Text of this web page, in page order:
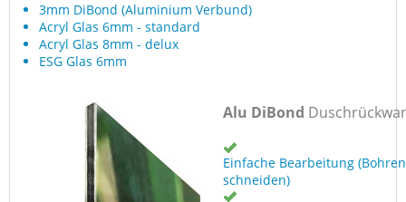
3mm DiBond (Aluminium Verbund)
Acryl Glas 6mm - standard
Acryl Glas 8mm - delux
ESG Glas 6mm
Alu DiBond
Einfache Bearbeitung
schneiden)